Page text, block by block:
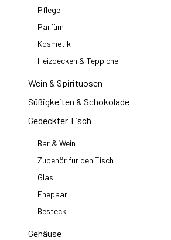
Pflege
Parfüm
Kosmetik
Heizdecken & Teppiche
Wein & Spirituosen
Süßigkeiten & Schokolade
Gedeckter Tisch
Bar & Wein
Zubehör für den Tisch
Glas
Ehepaar
Besteck
Gehäuse